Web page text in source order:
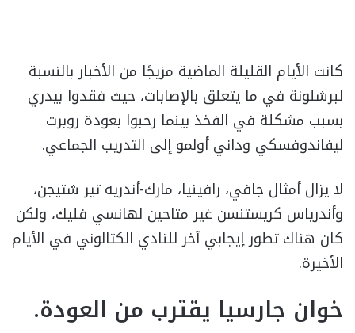
كانت الأيام القليلة الماضية مزيجًا من الأخبار بالنسبة
لبرشلونة في ما يتعلق بالإصابات، حيث فقدوا بيدري
بسبب مشكلة في الفخذ بينما رحبوا بعودة روبرت
ليفاندوفسكي وداني أولمو إلى التدريب الجماعي.
لا يزال أمثال جافي، رافينيا، مارك-أندريه تير شتيجن،
وأندرياس كريستنسن غير متاحين لهانسي فليك، ولكن
كان هناك تطور إيجابي آخر للنادي الكتالوني في الأيام
الأخيرة.
خوان جارسيا يقترب من العودة.